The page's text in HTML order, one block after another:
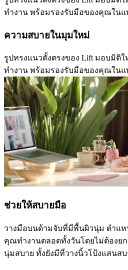
ทำงาน พร้อมรองรับมือของคุณใน
ความสบายในมุมใหม่
รูปทรงแนวตั้งตรงของ Lift มอบมิติ
ทำงาน พร้อมรองรับมือของคุณใน
ช่วยให้สบายมือ
วางมือบนด้ามจับที่มีพื้นผิวนุ่ม ตำแ
คุณทำงานตลอดทั้งวันโดยไม่ต้องย
นุ่มสบาย ทั้งยังมีที่วางนิ้วโป้งแสนสบ